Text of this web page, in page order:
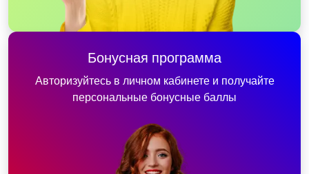
Бонусная программа
Авторизуйтесь в личном кабинете и получайте
персональные бонусные баллы